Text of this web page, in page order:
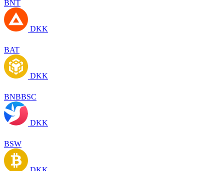
BNT
DKK
BAT
DKK
BNBBSC
DKK
BSW